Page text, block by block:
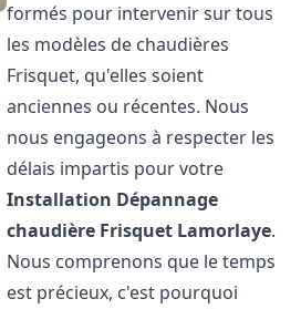
formés pour intervenir sur tous
les modèles de chaudières
Frisquet, qu'elles soient
anciennes ou récentes. Nous
nous engageons à respecter les
délais impartis pour votre
Installation Dépannage
chaudière Frisquet Lamorlaye.
Nous comprenons que le temps
est précieux, c'est pourquoi